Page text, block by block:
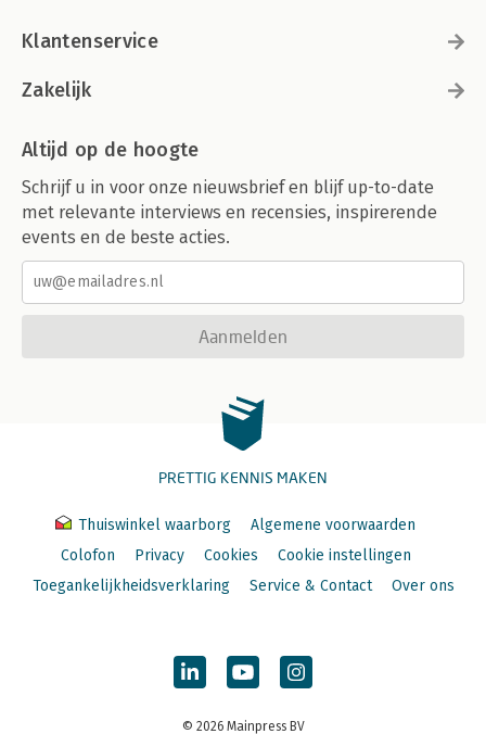
Klantenservice
Zakelijk
Altijd op de hoogte
Schrijf u in voor onze nieuwsbrief en blijf up-to-date
met relevante interviews en recensies, inspirerende
events en de beste acties.
Aanmelden
PRETTIG KENNIS MAKEN
Thuiswinkel waarborg
Algemene voorwaarden
Colofon
Privacy Cookies
Cookie instellingen
Toegankelijkheidsverklaring
Service & Contact Over ons
© 2026 Mainpress BV